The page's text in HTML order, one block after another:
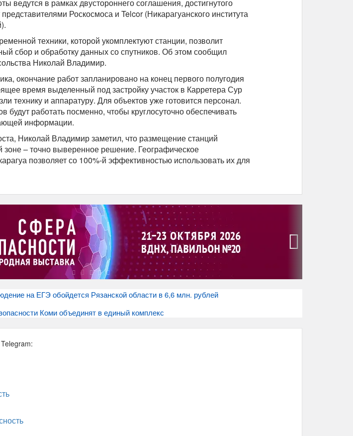
ведутся в рамках двустороннего соглашения, достигнутого
Роскосмоса и Telcor (Никарагуанского института
техники, которой укомплектуют станции, позволит
сбор и обработку данных со спутников. Об этом сообщил
Николай Владимир.
окончание работ запланировано на конец первого полугодия
время выделенный под застройку участок в Карретера Сур
технику и аппаратуру. Для объектов уже готовится персонал.
будут работать посменно, чтобы круглосуточно обеспечивать
информации.
Николай Владимир заметил, что размещение станций
зоне – точно выверенное решение. Географическое
позволяет со 100%-й эффективностью использовать их для
на ЕГЭ обойдется Рязанской области в 6,6 млн. рублей
Коми объединят в единый комплекс